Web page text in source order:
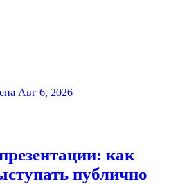
Авг 6, 2026
как
публично